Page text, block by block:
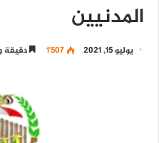
المدنيين
يوليو 15, 2021 1٬507 دقيقة